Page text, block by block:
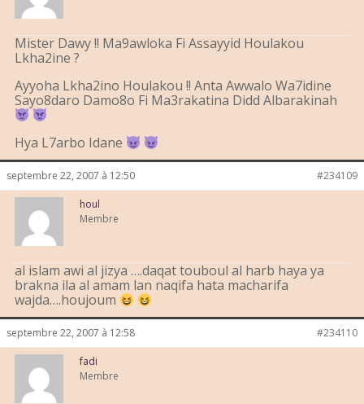
Mister Dawy !! Ma9awloka Fi Assayyid Houlakou
Lkha2ine ?
Ayyoha Lkha2ino Houlakou !! Anta Awwalo Wa7idine
Sayo8daro Damo8o Fi Ma3rakatina Didd Albarakinah
Hya L7arbo Idane
septembre 22, 2007 à 12:50 #234109
houl
Membre
al islam awi al jizya ….daqat touboul al harb haya ya
brakna ila al amam lan naqifa hata macharifa
wajda….houjoum
septembre 22, 2007 à 12:58 #234110
fadi
Membre